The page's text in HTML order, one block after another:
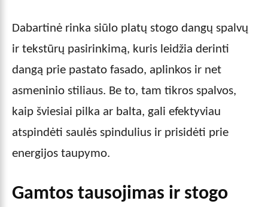
Dabartinė rinka siūlo platų stogo dangų spalvų
ir tekstūrų pasirinkimą, kuris leidžia derinti
dangą prie pastato fasado, aplinkos ir net
asmeninio stiliaus. Be to, tam tikros spalvos,
kaip šviesiai pilka ar balta, gali efektyviau
atspindėti saulės spindulius ir prisidėti prie
energijos taupymo.
Gamtos tausojimas ir stogo